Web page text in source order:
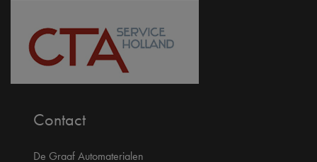
Contact
De Graaf Automaterialen